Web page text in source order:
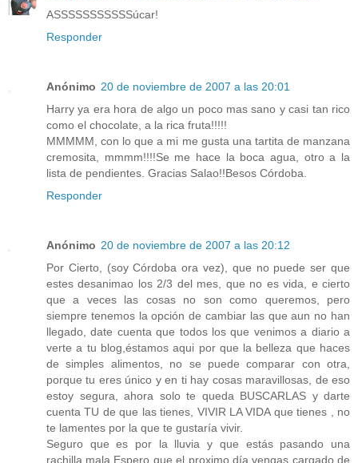
ASSSSSSSSSSSúcar!
Responder
Anónimo 20 de noviembre de 2007 a las 20:01
Harry ya era hora de algo un poco mas sano y casi tan rico
como el chocolate, a la rica fruta!!!!!
MMMMM, con lo que a mi me gusta una tartita de manzana
cremosita, mmmm!!!!Se me hace la boca agua, otro a la
lista de pendientes. Gracias Salao!!Besos Córdoba.
Responder
Anónimo 20 de noviembre de 2007 a las 20:12
Por Cierto, (soy Córdoba ora vez), que no puede ser que
estes desanimao los 2/3 del mes, que no es vida, e cierto
que a veces las cosas no son como queremos, pero
siempre tenemos la opción de cambiar las que aun no han
llegado, date cuenta que todos los que venimos a diario a
verte a tu blog,éstamos aqui por que la belleza que haces
de simples alimentos, no se puede comparar con otra,
porque tu eres único y en ti hay cosas maravillosas, de eso
estoy segura, ahora solo te queda BUSCARLAS y darte
cuenta TU de que las tienes, VIVIR LA VIDA que tienes , no
te lamentes por la que te gustaría vivir.
Seguro que es por la lluvia y que estás pasando una
rachilla mala.Espero que el proximo día vengas cargado de